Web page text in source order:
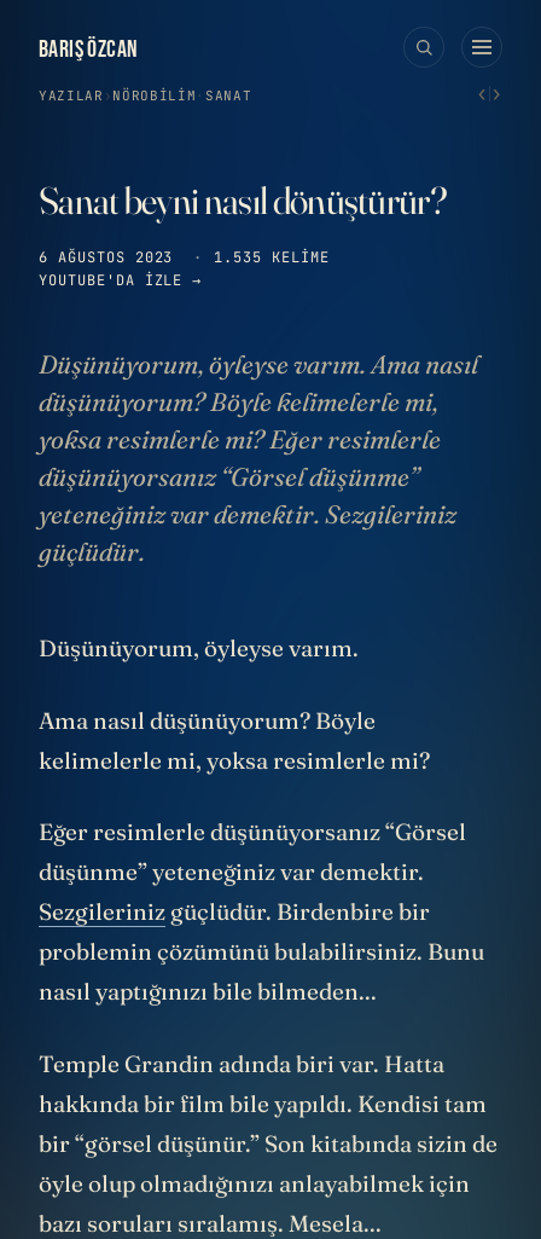
BARIŞ ÖZCAN
YAZILAR › NÖROBILIM · SANAT ‹›
Sanat beyni nasıl dönüştürür?
6 AĞUSTOS 2023 ·
1.535 KELIME
YOUTUBE'DA IZLE →
Düşünüyorum, öyleyse varım. Ama nasıl
düşünüyorum? Böyle kelimelerle mi,
yoksa resimlerle mi? Eğer resimlerle
düşünüyorsanız “Görsel düşünme”
yeteneğiniz var demektir. Sezgileriniz
güçlüdür.
Düşünüyorum, öyleyse varım.
Ama nasıl düşünüyorum? Böyle
kelimelerle mi, yoksa resimlerle mi?
Eğer resimlerle düşünüyorsanız “Görsel
düşünme” yeteneğiniz var demektir.
Sezgileriniz güçlüdür. Birdenbire bir
problemin çözümünü bulabilirsiniz. Bunu
nasıl yaptığınızı bile bilmeden...
Temple Grandin adında biri var. Hatta
hakkında bir film bile yapıldı. Kendisi tam
bir “görsel düşünür.” Son kitabında sizin de
öyle olup olmadığınızı anlayabilmek için
bazı soruları sıralamış. Mesela...